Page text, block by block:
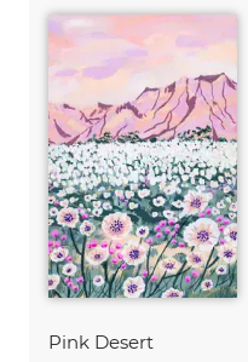
Pink Desert